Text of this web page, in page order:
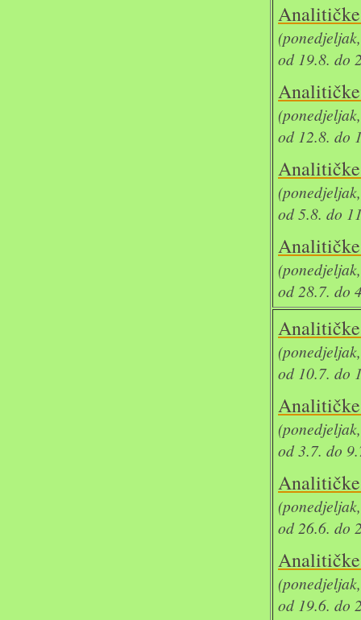
od 19.8. do
od 12.8. do
od 5.8. do
od 28.7. do
od 10.7. do
od 3.7. do
od 26.6. do
od 19.6. do